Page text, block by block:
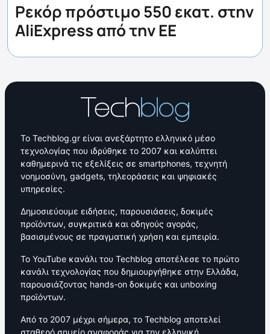
Ρεκόρ πρόστιμο 550 εκατ. στην
AliExpress από την ΕΕ
Το Techblog.gr είναι ανεξάρτητο ελληνικό μέσο
τεχνολογίας που ιδρύθηκε το 2007 και καλύπτει
καθημερινά τις εξελίξεις σε smartphones, τεχνητή
νοημοσύνη, gadgets, τηλεοράσεις και ψηφιακές
υπηρεσίες.
Δημοσιεύουμε ειδήσεις, παρουσιάσεις, δοκιμές
προϊόντων, συγκριτικά και οδηγούς αγοράς,
βασισμένους σε πραγματική χρήση και εμπειρία.
Το YouTube κανάλι του Techblog αποτέλεσε το πρώτο
κανάλι τεχνολογίας που δημιουργήθηκε στην Ελλάδα,
παρουσιάζοντας hands-on δοκιμές και unboxing
προϊόντων.
Από το 2007 μέχρι σήμερα, το Techblog αποτελεί